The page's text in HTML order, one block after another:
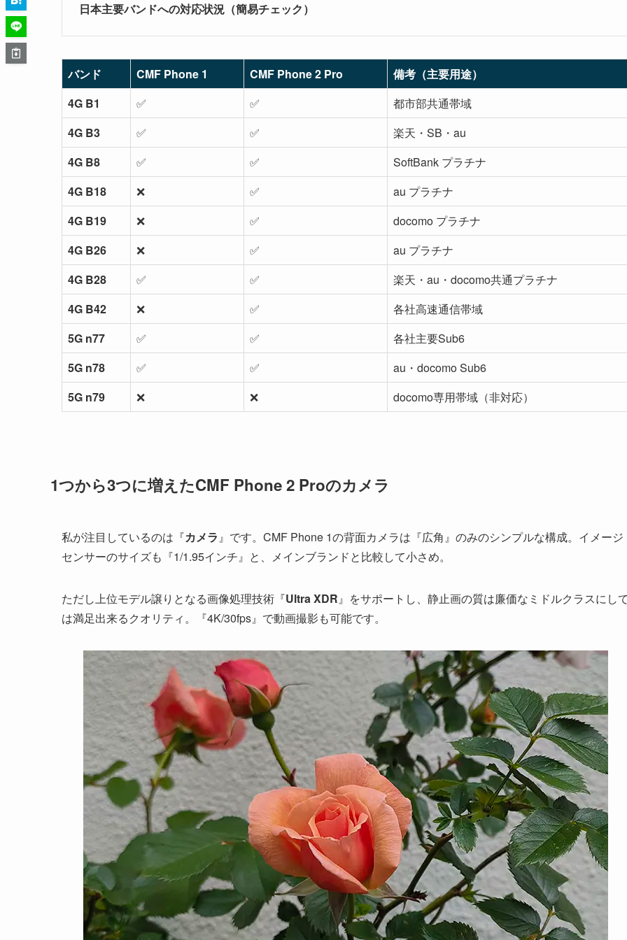
日本主要バンドへの対応状況（簡易チェック）
バンド CMF Phone 1 CMF Phone 2 Pro
備考（主要用途）
4G B1
✅ ✅
都市部共通帯域
4G B3
✅ ✅
楽天・SB・au
4G B8
✅ ✅
SoftBank プラチナ
4G B18
❌ ✅
au プラチナ
4G B19
❌ ✅
docomo プラチナ
4G B26
❌ ✅
au プラチナ
4G B28
✅ ✅
楽天・au・docomo共通プラチナ
4G B42
❌ ✅
各社高速通信帯域
5G n77
✅ ✅
各社主要Sub6
5G n78
✅ ✅
au・docomo Sub6
5G n79
❌ ❌ docomo専用帯域（非対応）
1つから3つに増えたCMF Phone 2 Proのカメラ
私が注目しているのは『カメラ』です。CMF Phone 1の背面カメラは『広角』のみのシンプルな構成。イメージ
センサーのサイズも『1/1.95インチ』と、メインブランドと比較して小さめ。
ただし上位モデル譲りとなる画像処理技術『Ultra XDR』をサポートし、静止画の質は廉価なミドルクラスにし
は満足出来るクオリティ。『4K/30fps』で動画撮影も可能です。